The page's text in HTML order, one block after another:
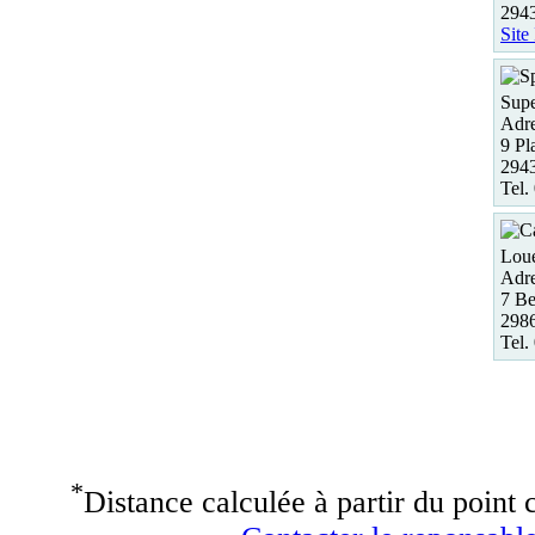
Site
9
Tel.
7
Tel.
*Distance calculée à partir du point